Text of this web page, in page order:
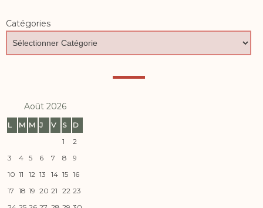
Catégories
Août 2026
L M M J V S
D
1
2
3
4 5 6 7 8
9
10 11 12 13 14 15 16
17 18 19 20 21 22 23